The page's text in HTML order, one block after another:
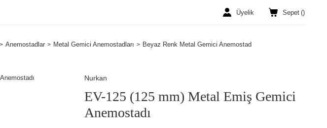
Üyelik Sepet ()
Anemostadlar Metal Gemici Anemostadları
Beyaz Renk Metal Gemici Anemostad
Nurkan
EV-125 (125 mm) Metal Emiş Gemici
Anemostadı